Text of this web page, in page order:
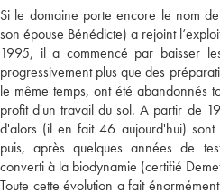
Si le domaine porte encore le nom
son épouse Bénédicte) a rejoint
1995, il a commencé par baisser
progressivement plus que des
le même temps, ont été abandonnés
profit d'un travail du sol. A partir de
d'alors (il en fait 46 aujourd'hui) sont
puis, après quelques années de
converti à la biodynamie (certifié
Toute cette évolution a fait